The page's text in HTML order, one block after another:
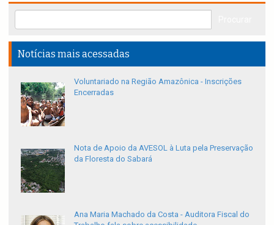
Notícias mais acessadas
Voluntariado na Região Amazônica - Inscrições
Encerradas
Nota de Apoio da AVESOL à Luta pela Preservação
da Floresta do Sabará
Ana Maria Machado da Costa - Auditora Fiscal do